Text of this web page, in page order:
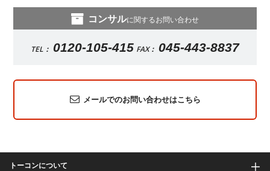
コンサルに関するお問い合わせ
TEL： 0120-105-415 FAX： 045-443-8837
メールでのお問い合わせはこちら
トーコンについて